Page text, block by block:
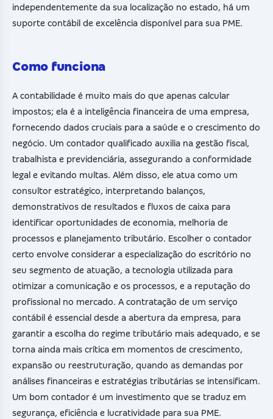
independentemente da sua localização no estado, há um
suporte contábil de excelência disponível para sua PME.
Como funciona
A contabilidade é muito mais do que apenas calcular
impostos; ela é a inteligência financeira de uma empresa,
fornecendo dados cruciais para a saúde e o crescimento do
negócio. Um contador qualificado auxilia na gestão fiscal,
trabalhista e previdenciária, assegurando a conformidade
legal e evitando multas. Além disso, ele atua como um
consultor estratégico, interpretando balanços,
demonstrativos de resultados e fluxos de caixa para
identificar oportunidades de economia, melhoria de
processos e planejamento tributário. Escolher o contador
certo envolve considerar a especialização do escritório no
seu segmento de atuação, a tecnologia utilizada para
otimizar a comunicação e os processos, e a reputação do
profissional no mercado. A contratação de um serviço
contábil é essencial desde a abertura da empresa, para
garantir a escolha do regime tributário mais adequado, e se
torna ainda mais crítica em momentos de crescimento,
expansão ou reestruturação, quando as demandas por
análises financeiras e estratégias tributárias se intensificam.
Um bom contador é um investimento que se traduz em
segurança, eficiência e lucratividade para sua PME.